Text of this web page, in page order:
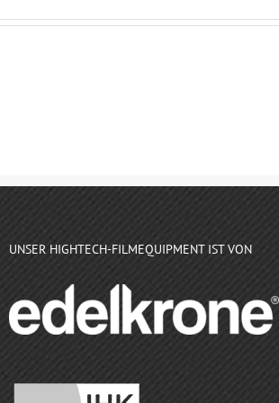
UNSER HIGHTECH-FILMEQUIPMENT IST VON